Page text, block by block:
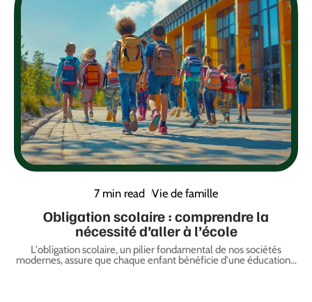
7 min read Vie de famille
Obligation scolaire : comprendre la
nécessité d’aller à l’école
L'obligation scolaire, un pilier fondamental de nos sociétés
modernes, assure que chaque enfant bénéficie d'une éducation…